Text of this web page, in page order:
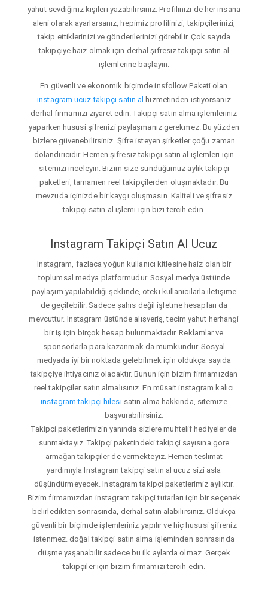
yahut sevdiğiniz kişileri yazabilirsiniz. Profilinizi de her insana
aleni olarak ayarlarsanız, hepimiz profilinizi, takipçilerinizi,
takip ettiklerinizi ve gönderilerinizi görebilir. Çok sayıda
takipçiye haiz olmak için derhal şifresiz takipçi satın al
işlemlerine başlayın.
En güvenli ve ekonomik biçimde insfollow Paketi olan
instagram ucuz takipçi satın al hizmetinden istiyorsanız
derhal firmamızı ziyaret edin. Takipçi satın alma işlemleriniz
yaparken hususi şifrenizi paylaşmanız gerekmez. Bu yüzden
bizlere güvenebilirsiniz. Şifre isteyen şirketler çoğu zaman
dolandırıcıdır. Hemen şifresiz takipçi satın al işlemleri için
sitemizi inceleyin. Bizim size sunduğumuz aylık takipçi
paketleri, tamamen reel takipçilerden oluşmaktadır. Bu
mevzuda içinizde bir kaygı oluşmasın. Kaliteli ve şifresiz
takipçi satın al işlemi için bizi tercih edin.
Instagram Takipçi Satın Al Ucuz
Instagram, fazlaca yoğun kullanıcı kitlesine haiz olan bir
toplumsal medya platformudur. Sosyal medya üstünde
paylaşım yapılabildiği şeklinde, öteki kullanıcılarla iletişime
de geçilebilir. Sadece şahıs değil işletme hesapları da
mevcuttur. Instagram üstünde alışveriş, tecim yahut herhangi
bir iş için birçok hesap bulunmaktadır. Reklamlar ve
sponsorlarla para kazanmak da mümkündür. Sosyal
medyada iyi bir noktada gelebilmek için oldukça sayıda
takipçiye ihtiyacınız olacaktır. Bunun için bizim firmamızdan
reel takipçiler satın almalısınız. En müsait instagram kalıcı
instagram takipçi hilesisatın alma hakkında, sitemize
başvurabilirsiniz.
Takipçi paketlerimizin yanında sizlere muhtelif hediyeler de
sunmaktayız. Takipçi paketindeki takipçi sayısına gore
armağan takipçiler de vermekteyiz. Hemen teslimat
yardımıyla Instagram takipçi satın al ucuz sizi asla
düşündürmeyecek. Instagram takipçi paketlerimiz aylıktır.
Bizim firmamızdan instagram takipçi tutarları için bir seçenek
belirledikten sonrasında, derhal satın alabilirsiniz. Oldukça
güvenli bir biçimde işlemleriniz yapılır ve hiç hususi şifreniz
istenmez. doğal takipçi satın alma işleminden sonrasında
düşme yaşanabilir sadece bu ilk aylarda olmaz. Gerçek
takipçiler için bizim firmamızı tercih edin.